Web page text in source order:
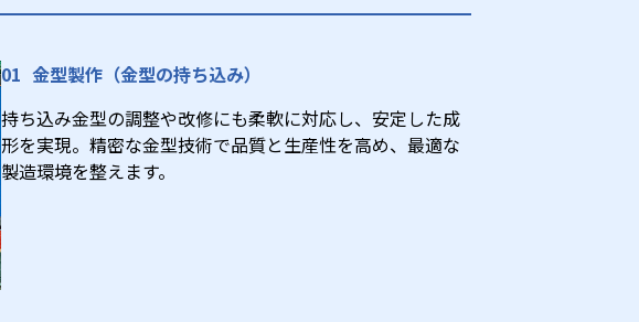
金型製作（金型の持ち込み）
持ち込み金型の調整や改修にも柔軟に対応し、安定した成
形を実現。精密な金型技術で品質と生産性を高め、最適な
製造環境を整えます。